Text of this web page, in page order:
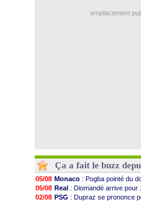
: Filipe Luis
emplacement
Ça a fait le buzz
05/08 Monaco : Pogba pointé du
05/08 Real : Diomandé arrive pour
02/08 PSG : Dupraz se prononce